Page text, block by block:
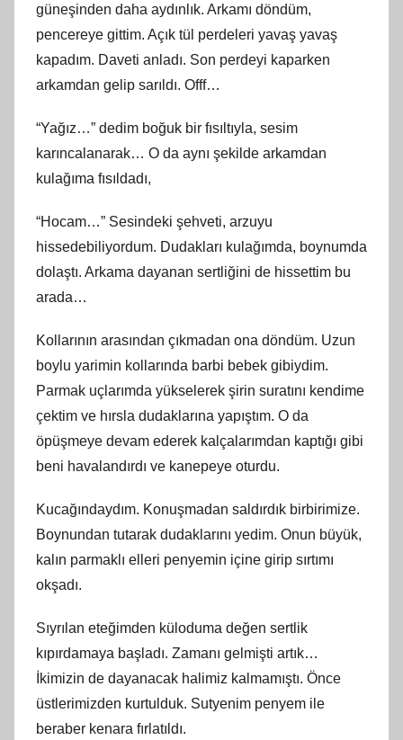
güneşinden daha aydınlık. Arkamı döndüm,
pencereye gittim. Açık tül perdeleri yavaş yavaş
kapadım. Daveti anladı. Son perdeyi kaparken
arkamdan gelip sarıldı. Offf…
“Yağız…” dedim boğuk bir fısıltıyla, sesim
karıncalanarak… O da aynı şekilde arkamdan
kulağıma fısıldadı,
“Hocam…” Sesindeki şehveti, arzuyu
hissedebiliyordum. Dudakları kulağımda, boynumda
dolaştı. Arkama dayanan sertliğini de hissettim bu
arada…
Kollarının arasından çıkmadan ona döndüm. Uzun
boylu yarimin kollarında barbi bebek gibiydim.
Parmak uçlarımda yükselerek şirin suratını kendime
çektim ve hırsla dudaklarına yapıştım. O da
öpüşmeye devam ederek kalçalarımdan kaptığı gibi
beni havalandırdı ve kanepeye oturdu.
Kucağındaydım. Konuşmadan saldırdık birbirimize.
Boynundan tutarak dudaklarını yedim. Onun büyük,
kalın parmaklı elleri penyemin içine girip sırtımı
okşadı.
Sıyrılan eteğimden küloduma değen sertlik
kıpırdamaya başladı. Zamanı gelmişti artık…
İkimizin de dayanacak halimiz kalmamıştı. Önce
üstlerimizden kurtulduk. Sutyenim penyem ile
beraber kenara fırlatıldı.